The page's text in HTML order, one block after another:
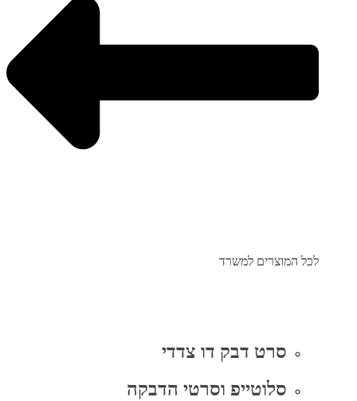
לכל המוצרים למשרד
סרט דבק דו צדדי
סלוטייפ וסרטי הדבקה